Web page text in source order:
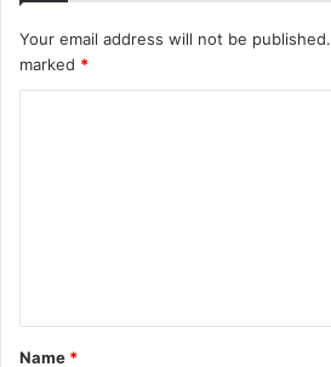
Your email address will not be published.
marked *
t
*
Name *